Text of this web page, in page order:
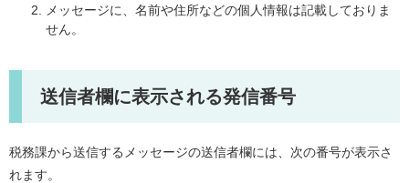
メッセージに、名前や住所などの個人情報は記載しておりま
せん。
送信者欄に表示される発信番号
税務課から送信するメッセージの送信者欄には、次の番号が表示さ
れます。